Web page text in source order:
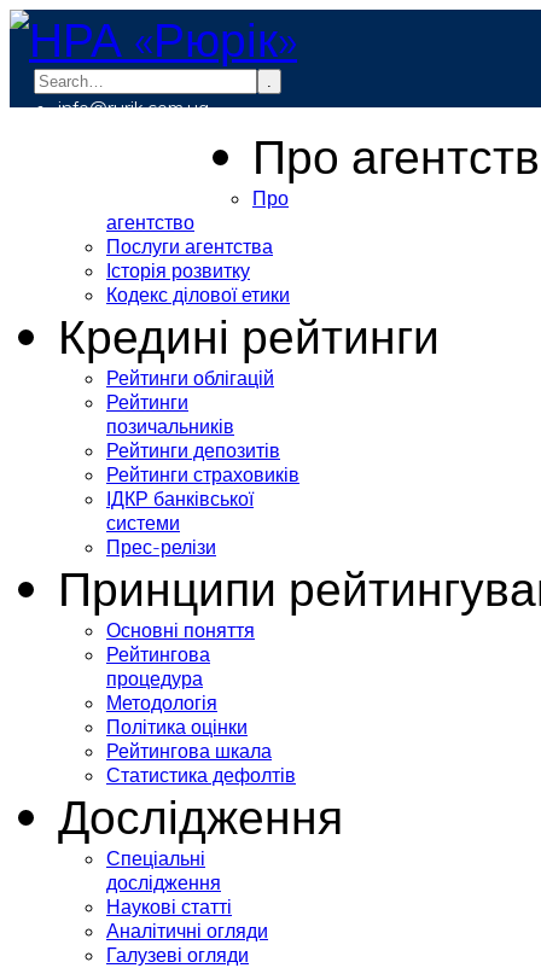
.
info@rurik.com.ua
Про
Про
агентство
Послуги агентства
Історія розвитку
Кодекс ділової етики
Кредині рейтинги
Рейтинги облігацій
Рейтинги
позичальників
Рейтинги депозитів
Рейтинги страховиків
ІДКР банківської
системи
Прес-релізи
Принципи
Основні поняття
Рейтингова
процедура
Методологія
Політика оцінки
Рейтингова шкала
Статистика дефолтів
Дослідження
Спеціальні
дослідження
Наукові статті
Аналітичні огляди
Галузеві огляди